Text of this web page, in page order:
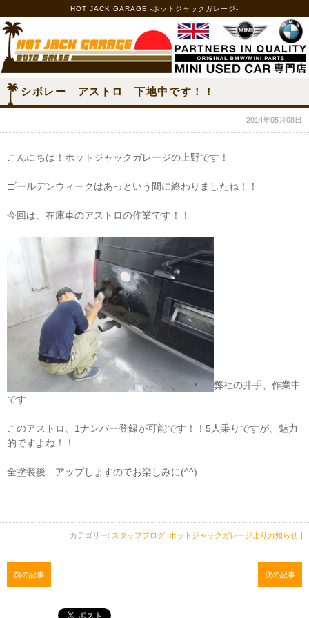
HOT JACK GARAGE -ホットジャックガレージ-
シボレー アストロ 下地中です！！
2014年05月08日
こんにちは！ホットジャックガレージの上野です！
ゴールデンウィークはあっという間に終わりましたね！！
今回は、在庫車のアストロの作業です！！
弊社の井手、作業中
です
このアストロ、1ナンバー登録が可能です！！5人乗りですが、魅力
的ですよね！！
全塗装後、アップしますのでお楽しみに(^^)
カテゴリー: スタッフブログ ホットジャックガレージよりお知らせ ｜
前の記事 次の記事